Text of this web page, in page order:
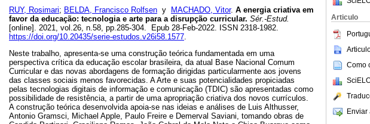
Articulo
Como
Enviar
RUY, Rosimari; BELDA, Francisco Rolfsen y MACHADO, Vitor. A energia criativa em
favor da educação: tecnologia e arte para a disrupção curricular. Sér.-Estud.
[online]. 2021, vol.26, n.58, pp.285-304. Epub 28-Feb-2022. ISSN 2318-1982.
https://doi.org/10.20435/serie-estudos.v26i58.1577.
Neste trabalho, apresenta-se uma construção teórica fundamentada em uma
perspectiva crítica da educação escolar brasileira, da atual Base Nacional Comum
Curricular e das novas abordagens de formação dirigidas particularmente aos jovens
das classes sociais menos favorecidas. A Arte e suas potencialidades propiciadas
pelas tecnologias digitais de informação e comunicação (TDIC) são apresentadas como
possibilidade de resistência, a partir de uma apropriação criativa dos novos currículos.
A construção teórica desenvolvida apoia-se nas ideias e análises de Luis Althusser,
Antonio Gramsci, Michael Apple, Paulo Freire e Demerval Saviani, tomando obras de